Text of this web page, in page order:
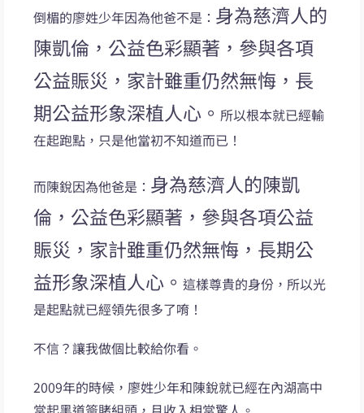
倒楣的廖姓少年因為他爸不是： 身為慈濟人的
陳凱倫，公益色彩顯著，參與各項
公益賑災，家計雖重仍然無悔，長
期公益形象深植人心。 所以根本就已經輸
在起跑點，只是他當初不知道而已！
而陳銳因為他爸是： 身為慈濟人的陳凱
倫，公益色彩顯著，參與各項公益
賑災，家計雖重仍然無悔，長期公
益形象深植人心。這樣尊貴的身份，所以光
是起點就已經領先很多了唷！
不信？讓我做個比較給你看。
2009年的時候，廖姓少年和陳銳就已經在內湖高中